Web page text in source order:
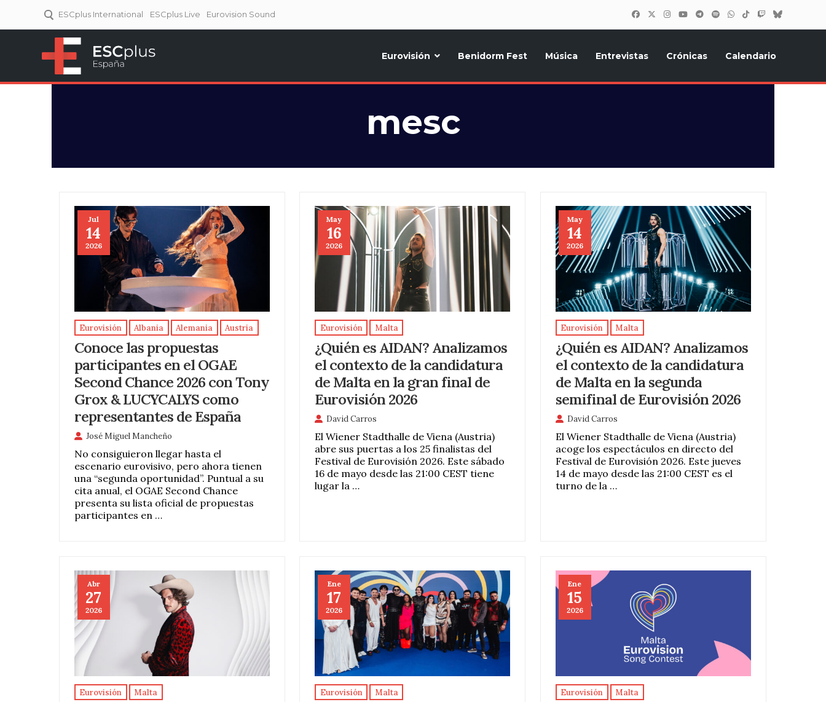
ESCplus International ESCplus Live Eurovision Sound
Eurovisión Benidorm Fest Música Entrevistas Crónicas Calendario
mesc
Jul
14
2026
Eurovisión Albania Alemania Austria
Conoce las propuestas
participantes en el OGAE
Second Chance 2026 con Tony
Grox & LUCYCALYS como
representantes de España
José Miguel Mancheño
No consiguieron llegar hasta el
escenario eurovisivo, pero ahora tienen
una “segunda oportunidad”. Puntual a su
cita anual, el OGAE Second Chance
presenta su lista oficial de propuestas
participantes en …
May
16
2026
Eurovisión Malta
¿Quién es AIDAN? Analizamos
el contexto de la candidatura
de Malta en la gran final de
Eurovisión 2026
David Carros
El Wiener Stadthalle de Viena (Austria)
abre sus puertas a los 25 finalistas del
Festival de Eurovisión 2026. Este sábado
16 de mayo desde las 21:00 CEST tiene
lugar la …
May
14
2026
Eurovisión Malta
¿Quién es AIDAN? Analizamos
el contexto de la candidatura
de Malta en la segunda
semifinal de Eurovisión 2026
David Carros
El Wiener Stadthalle de Viena (Austria)
acoge los espectáculos en directo del
Festival de Eurovisión 2026. Este jueves
14 de mayo desde las 21:00 CEST es el
turno de la …
Abr
27
2026
Eurovisión Malta
Ene
17
2026
Eurovisión Malta
Ene
15
2026
Eurovisión Malta